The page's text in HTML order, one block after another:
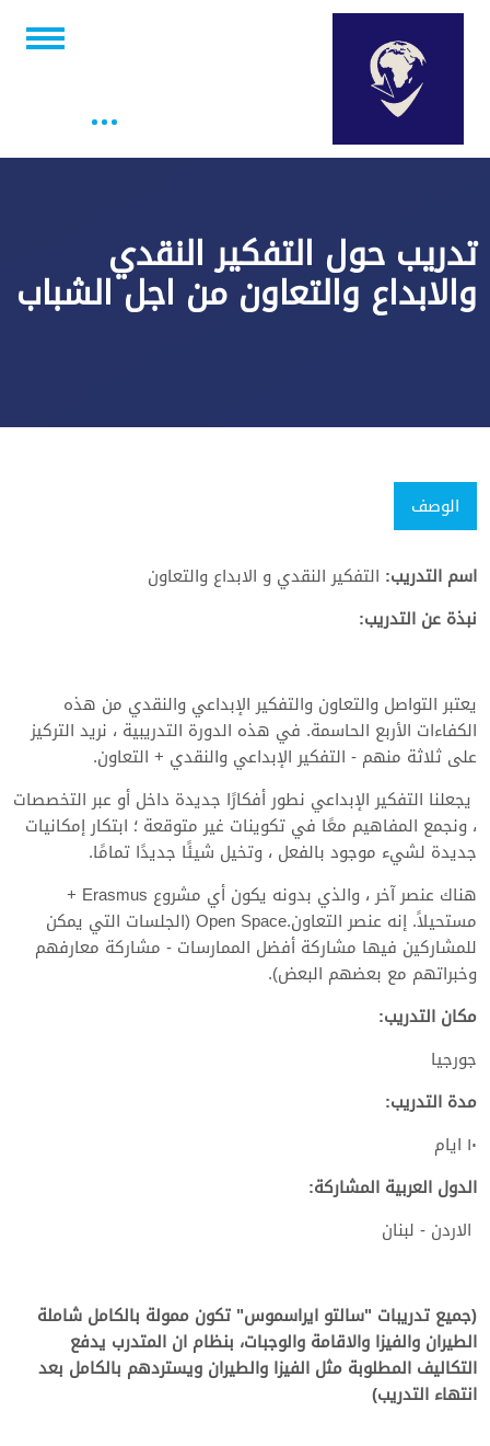
تدريب حول التفكير النقدي
والابداع والتعاون من اجل الشباب
الوصف
اسم التدريب: التفكير النقدي و الابداع والتعاون
نبذة عن التدريب:
يعتبر التواصل والتعاون والتفكير الإبداعي والنقدي من هذه
الكفاءات الأربع الحاسمة. في هذه الدورة التدريبية ، نريد التركيز
على ثلاثة منهم - التفكير الإبداعي والنقدي + التعاون.
يجعلنا التفكير الإبداعي نطور أفكارًا جديدة داخل أو عبر التخصصات
، ونجمع المفاهيم معًا في تكوينات غير متوقعة ؛ ابتكار إمكانيات
جديدة لشيء موجود بالفعل ، وتخيل شيئًا جديدًا تمامًا.
هناك عنصر آخر ، والذي بدونه يكون أي مشروع Erasmus +
مستحيلاً. إنه عنصر التعاون.Open Space (الجلسات التي يمكن
للمشاركين فيها مشاركة أفضل الممارسات - مشاركة معارفهم
وخبراتهم مع بعضهم البعض).
مكان التدريب:
جورجيا
مدة التدريب:
١٠ ايام
الدول العربية المشاركة:
الاردن - لبنان
(جميع تدريبات "سالتو ايراسموس" تكون ممولة بالكامل شاملة
الطيران والفيزا والاقامة والوجبات، بنظام ان المتدرب يدفع
التكاليف المطلوبة مثل الفيزا والطيران ويستردهم بالكامل بعد
انتهاء التدريب)